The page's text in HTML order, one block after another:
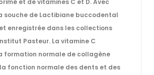
souche de Lactibiane buccodental
enregistrée dans les collections
Pasteur. La vitamine C
formation normale de collagène
fonction normale des dents et des